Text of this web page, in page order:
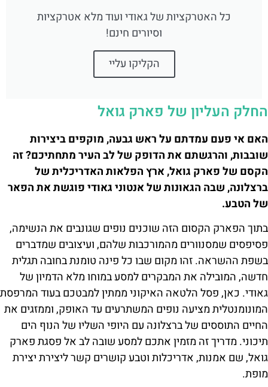
כל האטרקציות של גאודי ועוד מלא אטרקציות
וסיורים חינם!
הקליקו עליי
החלק העליון של פארק גואל
האם אי פעם עמדתם על ראש גבעה, מוקפים ביצירות
שובבות, והרגשתם את הדופק של לב העיר מתחתיכם? זה
הקסם של פארק גואל, ארץ הפלאות האדריכלית של
ברצלונה, שבה הגאונות של אנטוני גאודי פוגשת את הפאר
של הטבע.
בתוך הפארק הקסום הזה שוכנים נופים שגונבים את הנשימה,
פסיפסים שמסנוורים מהמורכבות שלהם, ועיצובים שמדברים
בשפת ההשראה. זהו מקום שבו כל פינה טומנת בחובה תגלית
חדשה, המובילה את המבקרים למסע במוחו מלא הדמיון של
גאודי. כאן, פסל הלטאה האיקוני ממתין למבטכם בעוד המרפסת
המונומנטלית מציעה נופים המשתרעים עד האופק, וממזגים את
החיים התוססים של ברצלונה עם היופי השליו של הנוף הים
תיכוני. מדריך זה מזמין אתכם למסע שובה לב אל פסגת פארק
גואל, שם אמנות, אדריכלות וטבע קושרים קשר ליצירת יצירת
מופת.